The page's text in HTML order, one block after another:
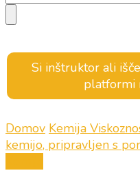
Si inštruktor ali
platformi
Domov Kemija
kemijo, pripravljen s